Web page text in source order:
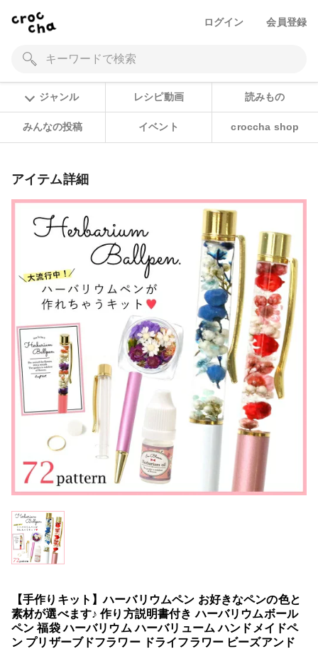
ログイン 会員登録
ジャンル レシピ動画 読みもの
みんなの投稿 イベント croccha shop
アイテム詳細
【手作りキット】ハーバリウムペン お好きなペンの色と
素材が選べます♪ 作り方説明書付き ハーバリウムボール
ペン 福袋 ハーバリウム ハーバリューム ハンドメイドペ
ン プリザーブドフラワー ドライフラワー ビーズアンド